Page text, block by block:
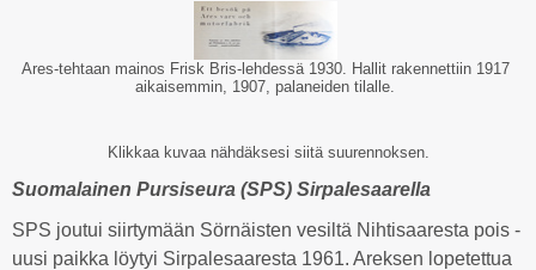
Ares-tehtaan mainos Frisk Bris-lehdessä 1930. Hallit rakennettiin 1917
aikaisemmin, 1907, palaneiden tilalle.
Klikkaa kuvaa nähdäksesi siitä suurennoksen.
Suomalainen Pursiseura (SPS) Sirpalesaarella
SPS joutui siirtymään Sörnäisten vesiltä Nihtisaaresta pois -
uusi paikka löytyi Sirpalesaaresta 1961. Areksen lopetettua